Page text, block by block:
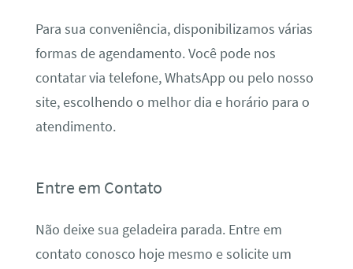
Para sua conveniência, disponibilizamos várias
formas de agendamento. Você pode nos
contatar via telefone, WhatsApp ou pelo nosso
site, escolhendo o melhor dia e horário para o
atendimento.
Entre em Contato
Não deixe sua geladeira parada. Entre em
contato conosco hoje mesmo e solicite um